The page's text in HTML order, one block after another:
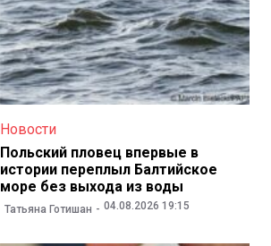
Новости
Польский пловец впервые в
истории переплыл Балтийское
море без выхода из воды
Татьяна Готишан 04.08.2026 19:15